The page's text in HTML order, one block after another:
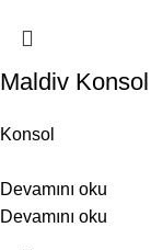
Maldiv Konsol
Konsol
Devamını oku
Devamını oku